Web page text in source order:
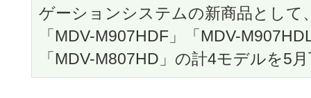
ゲーションシステムの新商品として
「MDV-M907HDF」「MDV-
「MDV-M807HD」の計4モデルを5